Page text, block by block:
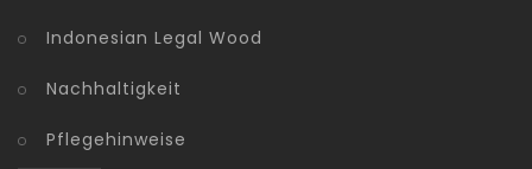
Indonesian Legal Wood
Nachhaltigkeit
Pflegehinweise